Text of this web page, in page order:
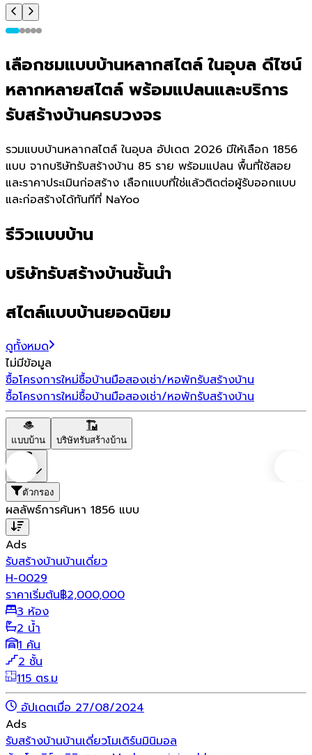
เลือกชมแบบบ้านหลากสไตล์ ในอุบล ดีไซน์
หลากหลายสไตล์ พร้อมแปลนและบริการ
รับสร้างบ้านครบวงจร
รวมแบบบ้านหลากสไตล์ ในอุบล อัปเดต 2026 มีให้เลือก 1856
แบบ จากบริษัทรับสร้างบ้าน 85 ราย พร้อมแปลน พื้นที่ใช้สอย
และราคาประเมินก่อสร้าง เลือกแบบที่ใช่แล้วติดต่อผู้รับออกแบบ
และก่อสร้างได้ทันทีที่ NaYoo
รีวิวแบบบ้าน
บริษัทรับสร้างบ้านชั้นนำ
สไตล์แบบบ้านยอดนิยม
ดูทั้งหมด
ไม่มีข้อมูล
ซื้อโครงการใหม่ซื้อบ้านมือสองเช่า/หอพักรับสร้างบ้าน
ซื้อโครงการใหม่ซื้อบ้านมือสองเช่า/หอพักรับสร้างบ้าน
แบบบ้าน บริษัทรับสร้างบ้าน
ตัวกรอง
ผลลัพธ์การค้นหา 1856 แบบ
Ads
รับสร้างบ้านบ้านเดี่ยว
H-0029
ราคาเริ่มต้น฿2,000,000
3 ห้อง
2 น้ำ
1 คัน
2 ชั้น
115 ตร.ม
อัปเดตเมื่อ 27/08/2024
Ads
รับสร้างบ้านบ้านเดี่ยวโมเดิร์นมินิมอล